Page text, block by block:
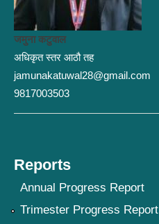
जमुना कटुवाल
अधिकृत स्तर आठौ तह
jamunakatuwal28@gmail.com
9817003503
Reports
Annual Progress Report
Trimester Progress Report